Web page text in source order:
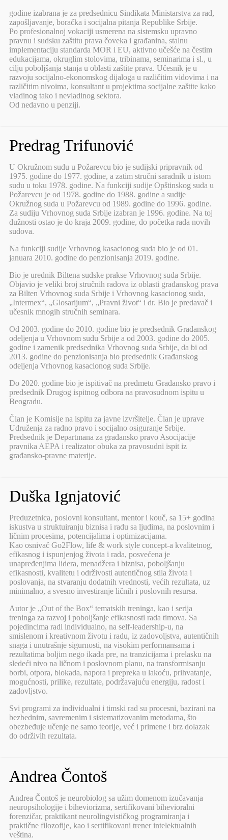
godine izabrana je za predsednicu Sindikata Ministarstva za rad,
zapošljavanje, boračka i socijalna pitanja Republike Srbije.
Po profesionalnoj vokaciji usmerena na sistemsku upravno
pravnu i sudsku zaštitu prava čoveka i građanina, stalnu
implementaciju standarda MOR i EU, aktivno učešće na čestim
edukacijama, okruglim stolovima, tribinama, seminarima i sl., u
cilju poboljšanja stanja u oblasti zaštite prava. Učesnik je u
razvoju socijalno-ekonomskog dijaloga u različitim vidovima i na
različitim nivoima, konsultant u projektima socijalne zaštite kako
vladinog tako i nevladinog sektora.
Od nedavno u penziji.
Predrag Trifunović
U Okružnom sudu u Požarevcu bio je sudijski pripravnik od
1975. godine do 1977. godine, a zatim stručni saradnik u istom
sudu u toku 1978. godine. Na funkciji sudije Opštinskog suda u
Požarevcu je od 1978. godine do 1988. godine a sudije
Okružnog suda u Požarevcu od 1989. godine do 1996. godine.
Za sudiju Vrhovnog suda Srbije izabran je 1996. godine. Na toj
dužnosti ostao je do kraja 2009. godine, do početka rada novih
sudova.
Na funkciji sudije Vrhovnog kasacionog suda bio je od 01.
januara 2010. godine do penzionisanja 2019. godine.
Bio je urednik Biltena sudske prakse Vrhovnog suda Srbije.
Objavio je veliki broj stručnih radova iz oblasti građanskog prava
za Bilten Vrhovnog suda Srbije i Vrhovnog kasacionog suda,
„Intermex“, „Glosarijum“, „Pravni život“ i dr. Bio je predavač i
učesnik mnogih stručnih seminara.
Od 2003. godine do 2010. godine bio je predsednik Građanskog
odeljenja u Vrhovnom sudu Srbije a od 2003. godine do 2005.
godine i zamenik predsednika Vrhovnog suda Srbije, da bi od
2013. godine do penzionisanja bio predsednik Građanskog
odeljenja Vrhovnog kasacionog suda Srbije.
Do 2020. godine bio je ispitivač na predmetu Građansko pravo i
predsednik Drugog ispitnog odbora na pravosudnom ispitu u
Beogradu.
Član je Komisije na ispitu za javne izvršitelje. Član je uprave
Udruženja za radno pravo i socijalno osiguranje Srbije.
Predsednik je Departmana za građansko pravo Asocijacije
pravnika AEPA i realizator obuka za pravosudni ispit iz
građansko-pravne materije.
Duška Ignjatović
Preduzetnica, poslovni konsultant, mentor i kouč, sa 15+ godina
iskustva u struktuiranju biznisa i radu sa ljudima, na poslovnim i
ličnim procesima, potencijalima i optimizacijama.
Kao osnivač Go2Flow, life & work style concept-a kvalitetnog,
efikasnog i ispunjenjog života i rada, posvećena je
unapređenjima lidera, menadžera i biznisa, poboljšanju
efikasnosti, kvalitetu i održivosti autentičnog stila života i
poslovanja, na stvaranju dodatnih vrednosti, većih rezultata, uz
minimalno, a svesno investiranje ličnih i poslovnih resursa.
Autor je „Out of the Box“ tematskih treninga, kao i serija
treninga za razvoj i poboljšanje efikasnosti rada timova. Sa
pojedincima radi individualno, na self-leadership-u, na
smislenom i kreativnom životu i radu, iz zadovoljstva, autentičnih
snaga i unutrašnje sigurnosti, na visokim performansama i
rezultatima boljim nego ikada pre, na tranzicijama i prelasku na
sledeći nivo na ličnom i poslovnom planu, na transformisanju
borbi, otpora, blokada, napora i prepreka u lakoću, prihvatanje,
mogućnosti, prilike, rezultate, podržavajuću energiju, radost i
zadovljstvo.
Svi programi za individualni i timski rad su procesni, bazirani na
bezbednim, savremenim i sistematizovanim metodama, što
obezbeđuje učenje ne samo teorije, već i primene i brz dolazak
do održivih rezultata.
Andrea Čontoš
Andrea Čontoš je neurobiolog sa užim domenom izučavanja
neuropsihologije i biheviorizma, sertifikovani bihevioralni
forenzičar, praktikant neurolingvističkog programiranja i
praktične filozofije, kao i sertifikovani trener intelektualnih
veština.